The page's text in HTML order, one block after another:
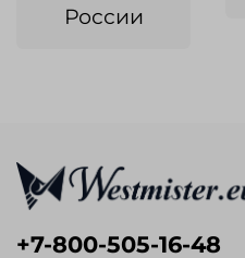
России
+7-800-505-16-48